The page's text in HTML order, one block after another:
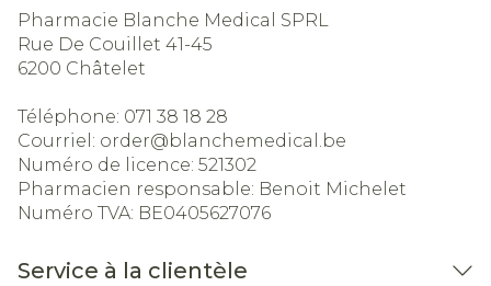
Pharmacie Blanche Medical SPRL
Rue De Couillet 41-45
6200 Châtelet
Téléphone: 071 38 18 28
Courriel: order@blanchemedical.be
Numéro de licence: 521302
Pharmacien responsable: Benoit Michelet
Numéro TVA: BE0405627076
Service à la clientèle